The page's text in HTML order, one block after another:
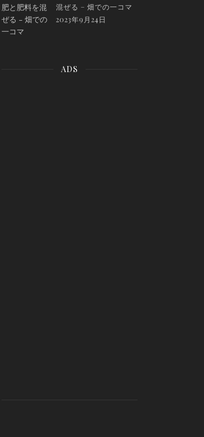
混ぜる – 畑での一コマ
2023年9月24日
ADS